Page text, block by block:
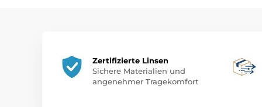
Zertifizierte Linsen
Sichere Materialien und
angenehmer Tragekomfort